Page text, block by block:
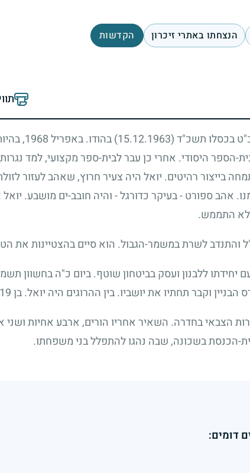
הנצחתו באתרי זיכרון הקדשות
בכסלו תשכ"ד(15.12.1963) בהודו. באפריל1968
,
היסודי. אחרי כן עבר לבית-ספר מקצועי, למד נגרות
בייצור רהיטים. יואל היה צעיר חרוץ, שאהב לעזור
אהב ספורט-בעיקר כדורגל-והיה חובב-ים מושבע.
לא התממש.
והתנדב לשרת במשמר-הגבול. הוא סיים בהצטיינות את
ללבנון ועסק בביטחון שוטף. ביום כ"ה בחשוון
וקבר תחתיו את יושביו. בין ההרוגים היה יואל. בן19
הצבאי בחדרה. השאיר אחריו הורים, ארבע אחיות
הכנסת בשכונה, שבה נהגו להתפלל בני משפחתו.
דומים: